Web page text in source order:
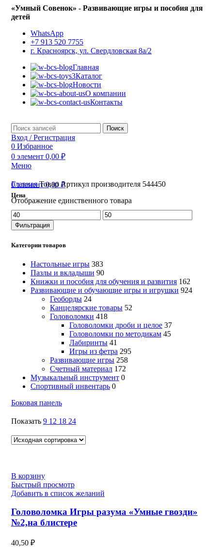
«Умный Совенок» - Развивающие игры и пособия для
детей
WhatsApp
+7 913 520 7755
г. Красноярск, ул. Свердловская 8а/2
Главная
Каталог
Новости
О компании
Контакты
Поиск
Вход / Регистрация
0 Избранное
0 элемент 0,00 ₽
Меню
0элемент 0,00₽
ГлавнаяТовар Артикул производителя 544450
Отображение единственного товара
Цена
Минимальная
цена
Максимальная
цена
Фильтрация
Категории товаров
Настольные игры 383
Пазлы и вкладыши 90
Книжки и пособия для обучения и развития 162
Развивающие и обучающие игры и игрушки 924
Геоборды 24
Канцелярские товары 52
Головоломки 418
Головоломки дроби и целое 37
Головоломки по методикам 45
Лабиринты 41
Игры из фетра 295
Развивающие игры 258
Счетный материал 172
Музыкальный инструмент 0
Спортивный инвентарь 0
Боковая панель
Показать 9 12 18 24
В корзину
Быстрый просмотр
Добавить в список желаний
Головоломка Игры разума «Умные гвозди»
№2,на блистере
40,50 ₽